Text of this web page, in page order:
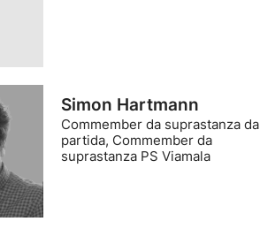
Simon Hartmann
Commember da suprastanza da
partida, Commember da
suprastanza PS Viamala